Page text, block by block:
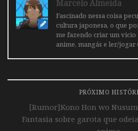
Marcelo Almeida
Fascinado nessa coisa
cultura japonesa, o que
me fazendo criar um vicio
anime, mangás e ler/jogar
PRÓXIMO
[Rumor]Kono Hon wo
Fantasia sobre garota que